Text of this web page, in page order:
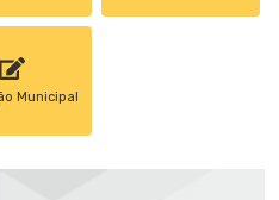
Municipal